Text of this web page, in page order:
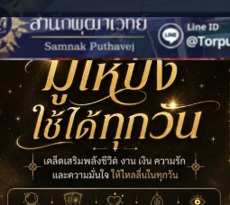
น้อยจัดกระเป๋าสตางค์ให้สะอาดและเป็นระเบียบ
ตามความเชื่อถือว่าเป็นการเปิดทางรับพลังการ
เงินที่ดี • เก็บแบงก์ขวัญถุงแยกไว้ ไม่ควรนำออก
มาใช้ • เรียงธนบัตรไปในทิศทางเดียวกัน โดยหัน
หัวแบงก์เข้าด้านใน • นำใบเสร็จ บิลเ